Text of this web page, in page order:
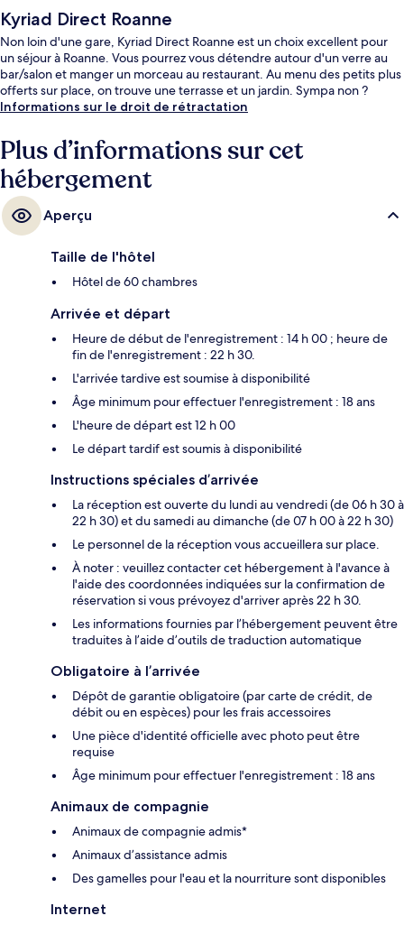
Kyriad Direct Roanne
Non loin d'une gare, Kyriad Direct Roanne est un choix excellent pour
un séjour à Roanne. Vous pourrez vous détendre autour d'un verre au
bar/salon et manger un morceau au restaurant. Au menu des petits plus
offerts sur place, on trouve une terrasse et un jardin. Sympa non ?
Informations sur le droit de rétractation
Plus d’informations sur cet
hébergement
Aperçu
Taille de l'hôtel
Hôtel de 60 chambres
Arrivée et départ
Heure de début de l'enregistrement : 14 h 00 ; heure de
fin de l'enregistrement : 22 h 30.
L'arrivée tardive est soumise à disponibilité
Âge minimum pour effectuer l'enregistrement : 18 ans
L'heure de départ est 12 h 00
Le départ tardif est soumis à disponibilité
Instructions spéciales d’arrivée
La réception est ouverte du lundi au vendredi (de 06 h 30 à
22 h 30) et du samedi au dimanche (de 07 h 00 à 22 h 30)
Le personnel de la réception vous accueillera sur place.
À noter : veuillez contacter cet hébergement à l'avance à
l'aide des coordonnées indiquées sur la confirmation de
réservation si vous prévoyez d'arriver après 22 h 30.
Les informations fournies par l’hébergement peuvent être
traduites à l’aide d’outils de traduction automatique
Obligatoire à l’arrivée
Dépôt de garantie obligatoire (par carte de crédit, de
débit ou en espèces) pour les frais accessoires
Une pièce d'identité officielle avec photo peut être
requise
Âge minimum pour effectuer l'enregistrement : 18 ans
Animaux de compagnie
Animaux de compagnie admis*
Animaux d’assistance admis
Des gamelles pour l'eau et la nourriture sont disponibles
Internet